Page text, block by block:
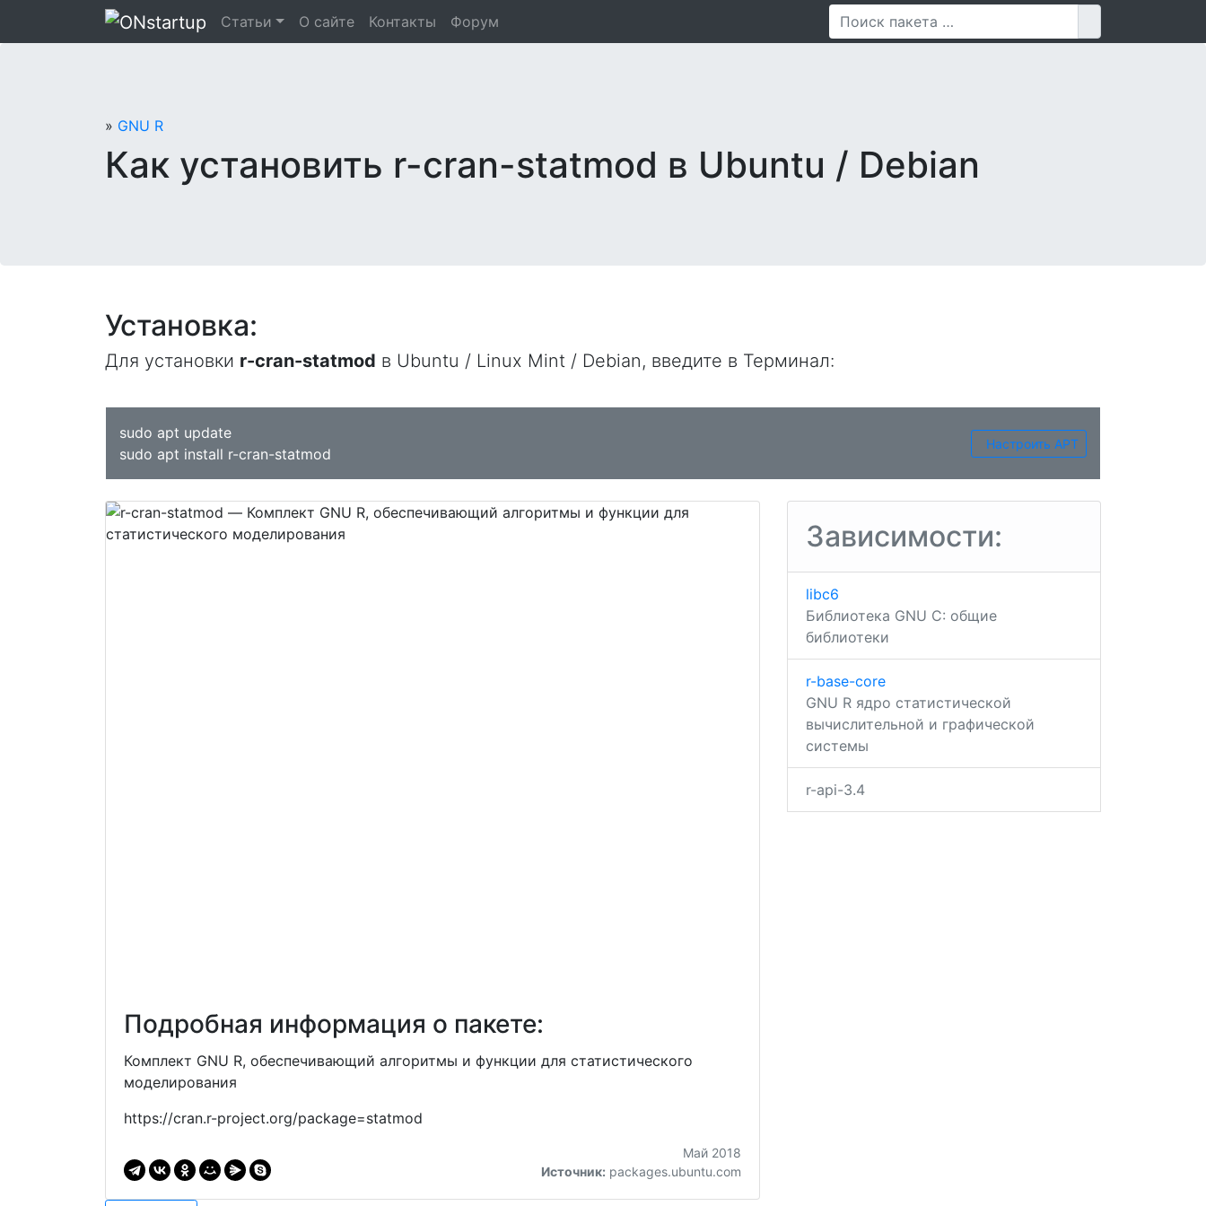
Статьи О сайте Контакты Форум
» GNU R
Как установить r-cran-statmod в Ubuntu / Debian
Установка:
Для установки r-cran-statmod в Ubuntu / Linux Mint / Debian, введите в Терминал:
sudo apt update
sudo apt install r-cran-statmod
Настроить APT
Подробная информация о пакете:
Комплект GNU R, обеспечивающий алгоритмы и функции для статистического
моделирования
https://cran.r-project.org/package=statmod
Май 2018
Источник: packages.ubuntu.com
Зависимости:
libc6
Библиотека GNU C: общие
библиотеки
r-base-core
GNU R ядро ​​статистической
вычислительной и графической
системы
r-api-3.4